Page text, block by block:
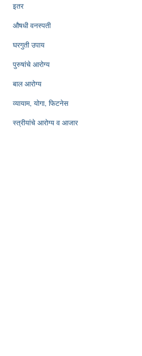
इतर
औषधी वनस्पती
घरगुती उपाय
पुरुषांचे आरोग्य
बाल आरोग्य
व्यायाम, योगा, फिटनेस
स्त्रीयांचे आरोग्य व आजार